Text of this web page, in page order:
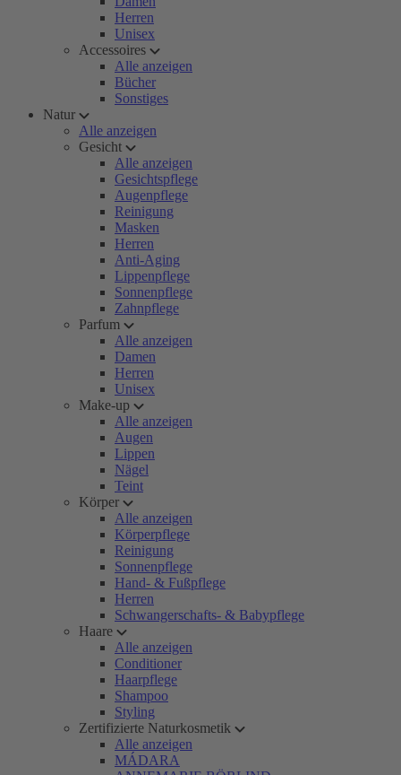
Herren
Unisex
Accessoires
Alle anzeigen
Bücher
Sonstiges
Natur
Alle anzeigen
Gesicht
Alle anzeigen
Gesichtspflege
Augenpflege
Reinigung
Masken
Herren
Anti-Aging
Lippenpflege
Sonnenpflege
Zahnpflege
Parfum
Alle anzeigen
Damen
Herren
Unisex
Make-up
Alle anzeigen
Augen
Lippen
Nägel
Teint
Körper
Alle anzeigen
Körperpflege
Reinigung
Sonnenpflege
Hand- & Fußpflege
Herren
Schwangerschafts- & Babypflege
Haare
Alle anzeigen
Conditioner
Haarpflege
Shampoo
Styling
Zertifizierte Naturkosmetik
Alle anzeigen
MÁDARA